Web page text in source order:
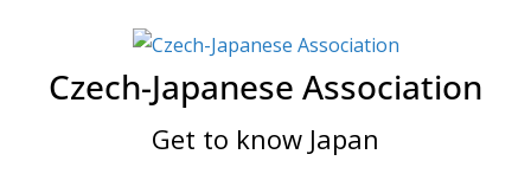
contentCzech-Japanese Association
Get to know Japan